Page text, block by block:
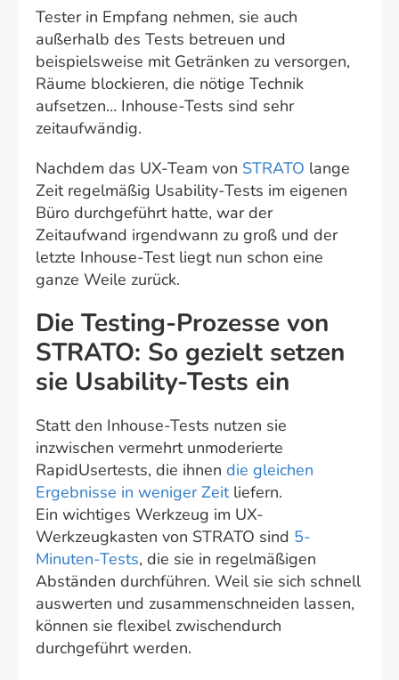
Tester in Empfang nehmen, sie auch
außerhalb des Tests betreuen und
beispielsweise mit Getränken zu versorgen,
Räume blockieren, die nötige Technik
aufsetzen… Inhouse-Tests sind sehr
zeitaufwändig.
Nachdem das UX-Team von STRATO lange
Zeit regelmäßig Usability-Tests im eigenen
Büro durchgeführt hatte, war der
Zeitaufwand irgendwann zu groß und der
letzte Inhouse-Test liegt nun schon eine
ganze Weile zurück.
Die Testing-Prozesse von
STRATO: So gezielt setzen
sie Usability-Tests ein
Statt den Inhouse-Tests nutzen sie
inzwischen vermehrt unmoderierte
RapidUsertests, die ihnen die gleichen
Ergebnisse in weniger Zeitliefern.
Ein wichtiges Werkzeug im UX-
Werkzeugkasten von STRATO sind 5-
Minuten-Tests, die sie in regelmäßigen
Abständen durchführen. Weil sie sich schnell
auswerten und zusammenschneiden lassen,
können sie flexibel zwischendurch
durchgeführt werden.